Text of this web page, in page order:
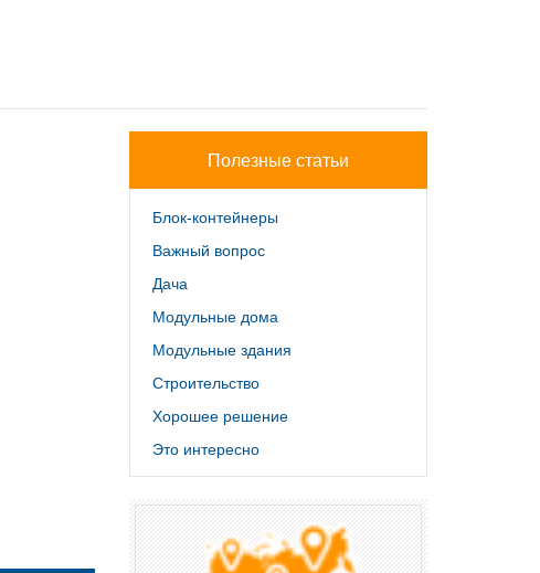
Полезные статьи
Блок-контейнеры
Важный вопрос
Дача
Модульные дома
Модульные здания
Строительство
Хорошее решение
Это интересно